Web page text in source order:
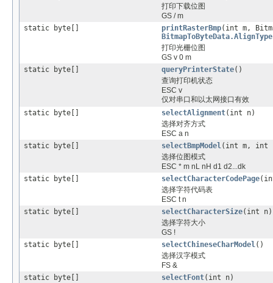
打印下载位图
GS / m
static byte[]
printRasterBmp(int m,
BitmapToByteData.AlignType
打印光栅位图
GS v 0 m
static byte[]
queryPrinterState()
查询打印机状态
ESC v
仅对串口和以太网接口有效
static byte[]
selectAlignment(int n)
选择对齐方式
ESC a n
static byte[]
selectBmpModel(int m, int
选择位图模式
ESC * m nL nH d1 d2...dk
static byte[]
selectCharacterCodePage
选择字符代码表
ESC t n
static byte[]
selectCharacterSize(int n)
选择字符大小
GS !
static byte[]
selectChineseCharModel()
选择汉字模式
FS &
static byte[]
selectFont(int n)